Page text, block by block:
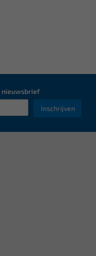
nieuwsbrief
Inschrijven